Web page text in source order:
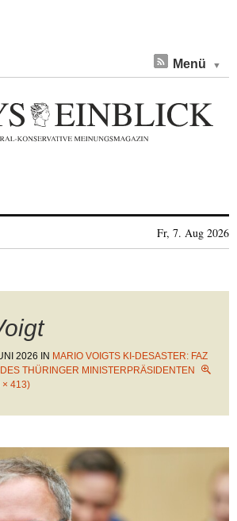
Menü
Fr, 7. Aug 2026
2026 IN MARIO VOIGTS KI-DESASTER: FAZ
THÜRINGER MINISTERPRÄSIDENTEN
× 413)